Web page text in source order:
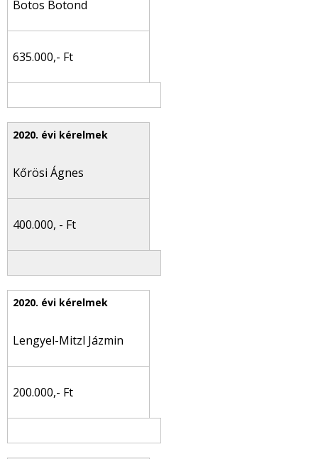
Botos Botond
635.000,- Ft
Kőrösi Ágnes
400.000, - Ft
Lengyel-Mitzl Jázmin
200.000,- Ft